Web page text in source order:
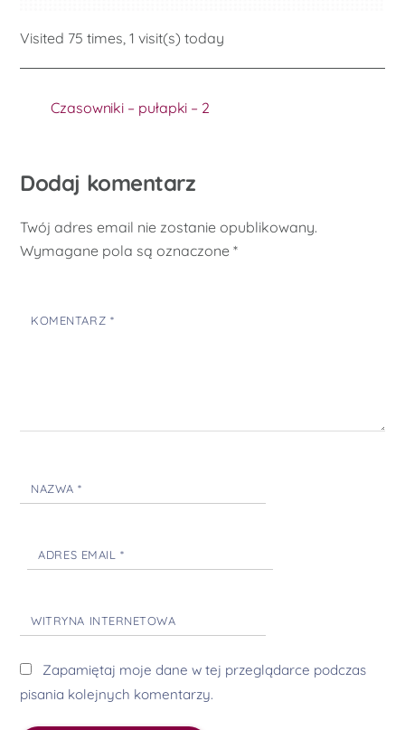
Visited 75 times, 1 visit(s) today
Czasowniki – pułapki – 2
Dodaj komentarz
Twój adres email nie zostanie opublikowany.
Wymagane pola są oznaczone*
KOMENTARZ *
NAZWA*
ADRES EMAIL *
WITRYNA INTERNETOWA
Zapamiętaj moje dane w tej przeglądarce podczas
pisania kolejnych komentarzy.